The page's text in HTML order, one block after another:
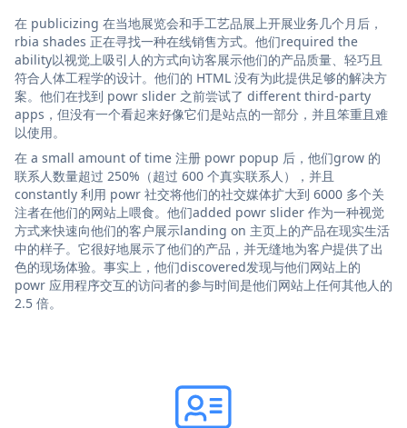
在 publicizing 在当地展览会和手工艺品展上开展业务几个月后，
rbia shades 正在寻找一种在线销售方式。他们required the
ability以视觉上吸引人的方式向访客展示他们的产品质量、轻巧且
符合人体工程学的设计。他们的 HTML 没有为此提供足够的解决方
案。他们在找到 powr slider 之前尝试了 different third-party
apps，但没有一个看起来好像它们是站点的一部分，并且笨重且难
以使用。
在 a small amount of time 注册 powr popup 后，他们grow 的
联系人数量超过 250%（超过 600 个真实联系人），并且
constantly 利用 powr 社交将他们的社交媒体扩大到 6000 多个关
注者在他们的网站上喂食。他们added powr slider 作为一种视觉
方式来快速向他们的客户展示landing on 主页上的产品在现实生活
中的样子。它很好地展示了他们的产品，并无缝地为客户提供了出
色的现场体验。事实上，他们discovered发现与他们网站上的
powr 应用程序交互的访问者的参与时间是他们网站上任何其他人的
2.5 倍。